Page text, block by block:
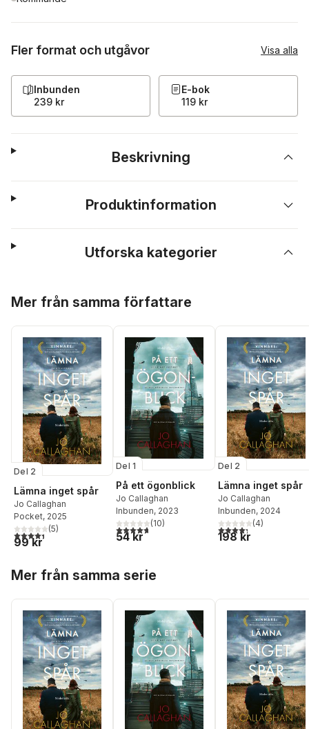
Fler format och utgåvor Visa alla
Inbunden
239 kr
E-bok
119 kr
Beskrivning
Produktinformation
Utforska kategorier
Mer från samma författare
Del 2
Lämna inget spår
Jo Callaghan
Pocket, 2025
4,4utav 5 stjärnor. Totalt antal röster:
(5)
99 kr
Del 1
På ett ögonblick
Jo Callaghan
Inbunden, 2023
4,7utav 5 stjärnor. Totalt antal röster:
(10)
54 kr
Del 2
Lämna inget spår
Jo Callaghan
Inbunden, 2024
4,3utav 5 stjärnor.
(4)
198 kr
Mer från samma serie